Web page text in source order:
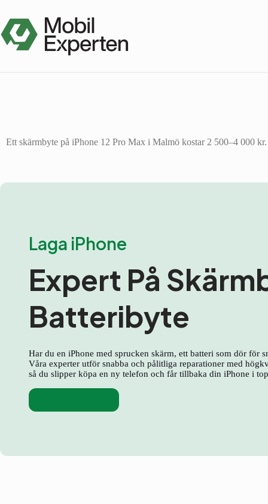
innehåll
Ett skärmbyte på iPhone 12 Pro Max i Malmö kostar 2 500–4 000
Laga iPhone
Expert På
Batteribyte
Har du en iPhone med sprucken skärm, ett batteri som dör för
Våra experter utför snabba och pålitliga reparationer med
så du slipper köpa en ny telefon och får tillbaka din iPhone i